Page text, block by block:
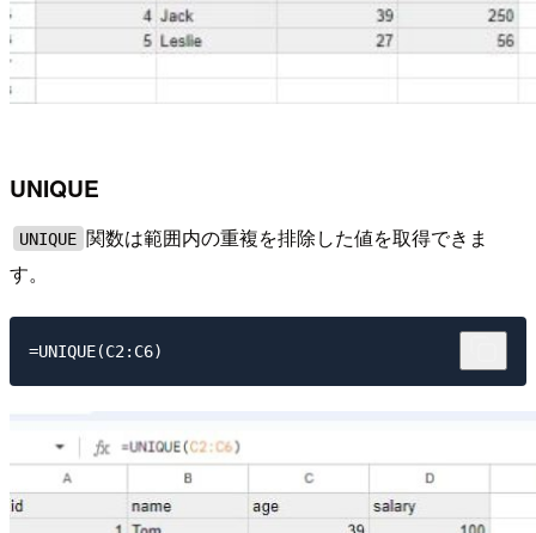
UNIQUE
UNIQUE 関数は範囲内の重複を排除した値を取得できま
す。